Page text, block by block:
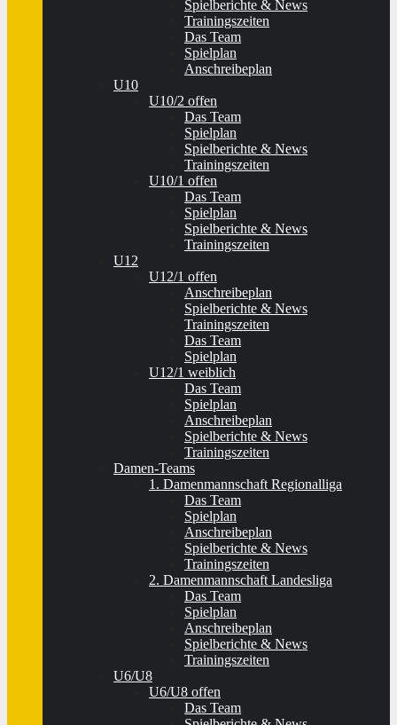
Spielberichte & News
Trainingszeiten
Das Team
Spielplan
Anschreibeplan
U10
U10/2 offen
Das Team
Spielplan
Spielberichte & News
Trainingszeiten
U10/1 offen
Das Team
Spielplan
Spielberichte & News
Trainingszeiten
U12
U12/1 offen
Anschreibeplan
Spielberichte & News
Trainingszeiten
Das Team
Spielplan
U12/1 weiblich
Das Team
Spielplan
Anschreibeplan
Spielberichte & News
Trainingszeiten
Damen-Teams
1. Damenmannschaft Regionalliga
Das Team
Spielplan
Anschreibeplan
Spielberichte & News
Trainingszeiten
2. Damenmannschaft Landesliga
Das Team
Spielplan
Anschreibeplan
Spielberichte & News
Trainingszeiten
U6/U8
U6/U8 offen
Das Team